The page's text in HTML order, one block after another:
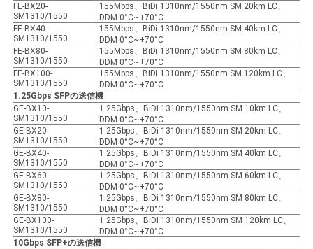
FE-BX20-
SM1310/1550
155Mbps、BiDi 1310nm/1550nm SM 20km LC、
DDM 0°C~+70°C
FE-BX40-
SM1310/1550
155Mbps、BiDi 1310nm/1550nm SM 40km LC、
DDM 0°C~+70°C
FE-BX80-
SM1310/1550
155Mbps、BiDi 1310nm/1550nm SM 80km LC、
DDM 0°C~+70°C
FE-BX100-
SM1310/1550
155Mbps、BiDi 1310nm/1550nm SM 120km LC、
DDM 0°C~+70°C
1.25Gbps SFPの送信機
GE-BX10-
SM1310/1550
1.25Gbps、BiDi 1310nm/1550nm SM 10km LC、
DDM 0°C~+70°C
GE-BX20-
SM1310/1550
1.25Gbps、BiDi 1310nm/1550nm SM 20km LC、
DDM 0°C~+70°C
GE-BX40-
SM1310/1550
1.25Gbps、BiDi 1310nm/1550nm SM 40km LC、
DDM 0°C~+70°C
GE-BX60-
SM1310/1550
1.25Gbps、BiDi 1310nm/1550nm SM 60km LC、
DDM 0°C~+70°C
GE-BX80-
SM1310/1550
1.25Gbps、BiDi 1310nm/1550nm SM 80km LC、
DDM 0°C~+70°C
GE-BX100-
SM1310/1550
1.25Gbps、BiDi 1310nm/1550nm SM 120km LC、
DDM 0°C~+70°C
10Gbps SFP+の送信機